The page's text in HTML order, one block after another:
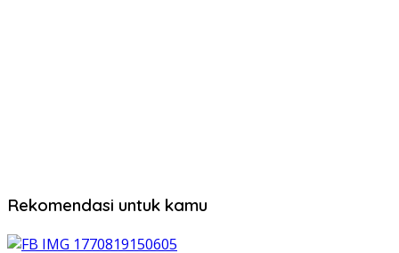
Rekomendasi untuk kamu